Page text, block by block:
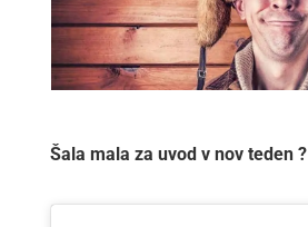
Šala mala za uvod v nov teden ?